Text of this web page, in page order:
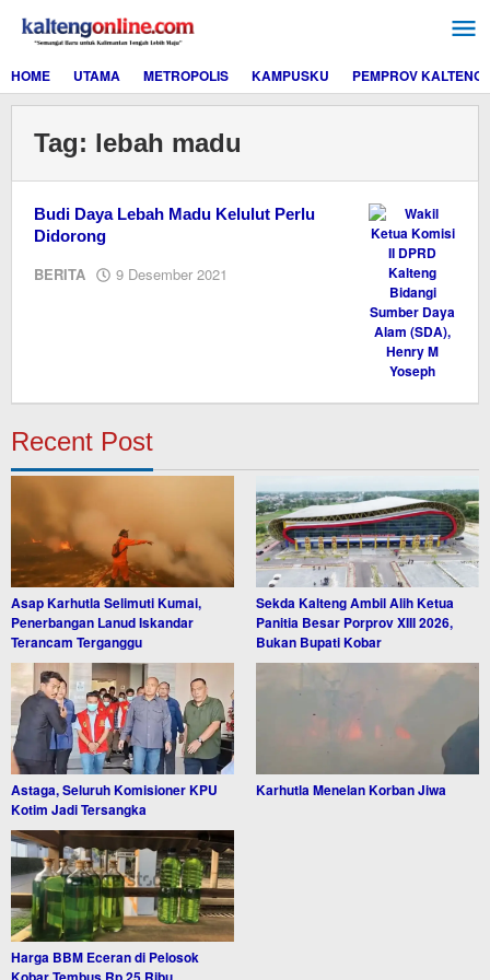
konten
HOME
UTAMA METROPOLIS KAMPUSKU PEMPROV KALTENG
Tag: lebah madu
Budi Daya Lebah Madu Kelulut Perlu
Didorong
BERITA 9 Desember 2021
Recent Post
Asap Karhutla Selimuti Kumai,
Penerbangan Lanud Iskandar
Terancam Terganggu
Sekda Kalteng Ambil Alih Ketua
Panitia Besar Porprov XIII 2026,
Bukan Bupati Kobar
Astaga, Seluruh Komisioner KPU
Kotim Jadi Tersangka
Karhutla Menelan Korban Jiwa
Harga BBM Eceran di Pelosok